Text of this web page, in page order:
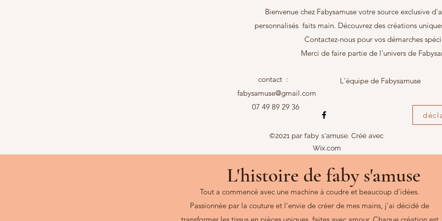
Bienvenue chez Fabysamuse votre source exclusive
personnalisés faits main. Découvrez des créations
Contactez-nous pour vos démarches
Merci de faire partie de l'univers de
L'équipe de Fabysamuse
contact :
fabysamuse@gmail.com
07 49 89 29 36
©2021 par faby s'amuse. Créé avec
Wix.com
L'histoire de faby s'amuse
Tout a commencé avec une machine à coudre et beaucoup d'idées.
Passionnée par la couture et l'envie de créer de mes mains, j'ai décidé de